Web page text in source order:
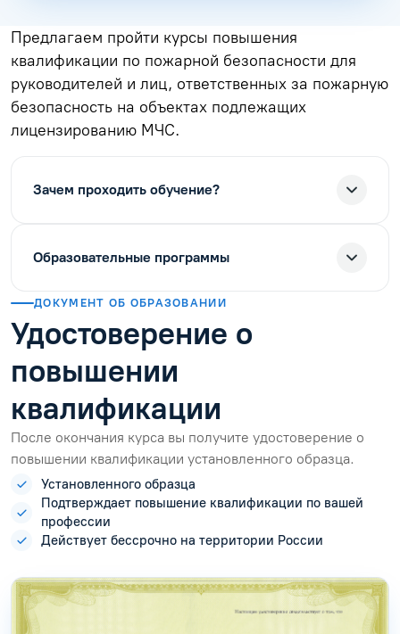
Предлагаем пройти курсы повышения
квалификации по пожарной безопасности для
руководителей и лиц, ответственных за пожарную
безопасность на объектах подлежащих
лицензированию МЧС.
Зачем проходить обучение?
Образовательные программы
ДОКУМЕНТ ОБ ОБРАЗОВАНИИ
Удостоверение о
повышении
квалификации
После окончания курса вы получите удостоверение о
повышении квалификации установленного образца.
Установленного образца
Подтверждает повышение квалификации по вашей
профессии
Действует бессрочно на территории России